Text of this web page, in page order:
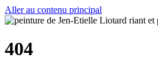
Aller au contenu principal
404